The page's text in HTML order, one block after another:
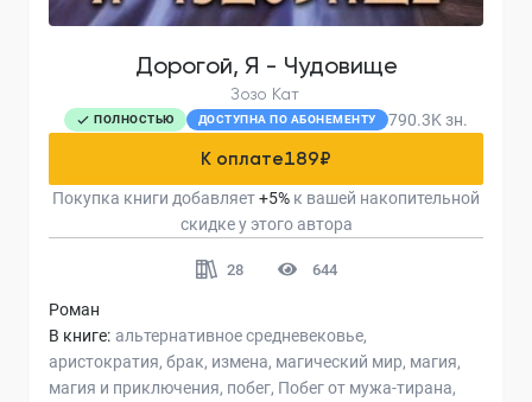
Дорогой, Я - Чудовище
Зозо Кат
ПОЛНОСТЬЮ ДОСТУПНА ПО АБОНЕМЕНТУ 790.3K зн.
К оплате189₽
Покупка книги добавляет+5% к вашей накопительной
скидке у этого автора
28 644
Роман
В книге: альтернативное средневековье
аристократия брак измена магический мир магия
магия и приключения побег Побег от мужа-тирана